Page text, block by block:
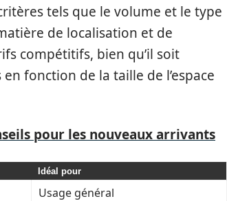
tels que le volume et le type
de localisation et de
compétitifs, bien qu’il soit
fonction de la taille de l’espace
pour les nouveaux arrivants
Idéal pour
Usage général